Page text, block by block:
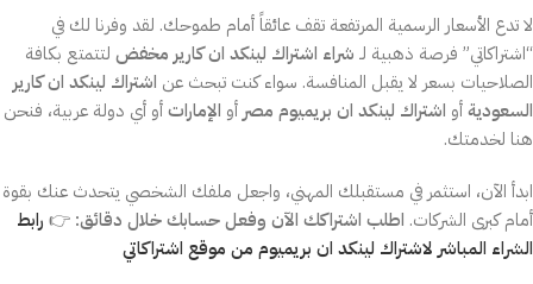
لا تدع الأسعار الرسمية المرتفعة تقف عائقاً أمام طموحك. لقد وفرنا لك في
“اشتراكاتي” فرصة ذهبية لـ شراء اشتراك لينكد ان كارير مخفض لتتمتع بكافة
الصلاحيات بسعر لا يقبل المنافسة. سواء كنت تبحث عن اشتراك لينكد ان كارير
السعوديةأو اشتراك لينكد ان بريميوم مصر أو الإماراتأو أي دولة عربية، فنحن
هنا لخدمتك.
ابدأ الآن، استثمر في مستقبلك المهني، واجعل ملفك الشخصي يتحدث عنك بقوة
أمام كبرى الشركات. اطلب اشتراكك الآن وفعل حسابك خلال دقائق: 👉 رابط
الشراء المباشر لاشتراك لينكد ان بريميوم من موقع اشتراكاتي